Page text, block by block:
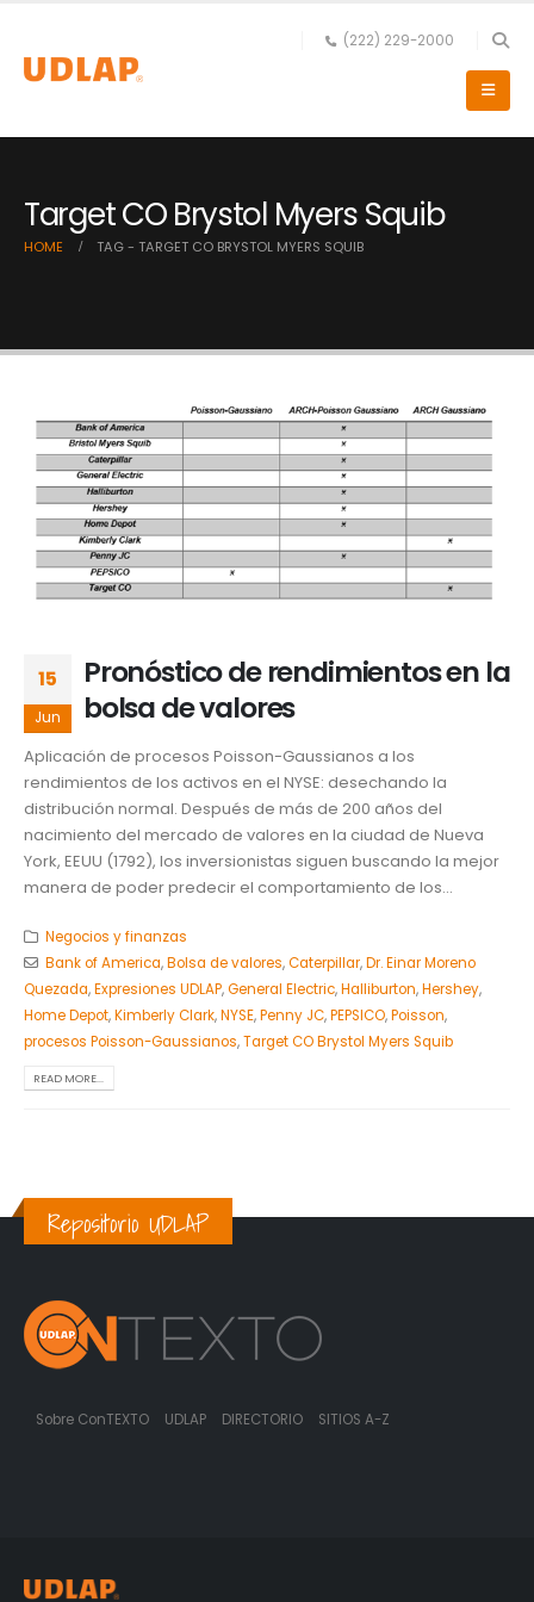
(222) 229-2000
Target CO Brystol Myers Squib
HOME TAG - TARGET CO BRYSTOL MYERS SQUIB
15
Jun
Pronóstico de rendimientos en la
bolsa de valores
Aplicación de procesos Poisson-Gaussianos a los
rendimientos de los activos en el NYSE: desechando la
distribución normal. Después de más de 200 años del
nacimiento del mercado de valores en la ciudad de Nueva
York, EEUU (1792), los inversionistas siguen buscando la mejor
manera de poder predecir el comportamiento de los...
Negocios y finanzas
Bank of America,Bolsa de valores,Caterpillar,Dr. Einar Moreno
Quezada,Expresiones UDLAP,General Electric,Halliburton,Hershey,
Home Depot,Kimberly Clark,NYSE,Penny JC,PEPSICO,Poisson,
procesos Poisson-Gaussianos,Target CO Brystol Myers Squib
READ MORE...
Repositorio UDLAP
Sobre ConTEXTO UDLAP DIRECTORIO SITIOS A-Z